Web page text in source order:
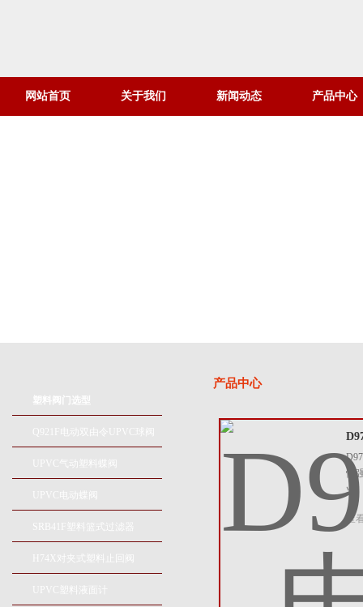
网站首页 关于我们 新闻动态 产品中心
塑料阀门选型
Q921F电动双由令UPVC球阀
UPVC气动塑料蝶阀
UPVC电动蝶阀
SRB41F塑料篮式过滤器
H74X对夹式塑料止回阀
UPVC塑料液面计
产品中心
性
业
查